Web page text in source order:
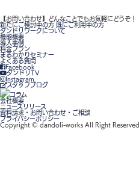
【お問い合わせ】 どんなことでもお気軽にどうぞ！
新たにご検討中の方 既にご利用中の方
ダンドリワークについて
機能概要
導入事例
料金プラン
まるわかりセミナー
よくある質問
Facebook
ダンドリTV
Instagram
スタッフブログ
コラム
会社概要
ニュースリリース
資料請求・お問い合わせ・ご相談
プライバシーポリシー
Copyright © dandoli-works All Right Reserved.